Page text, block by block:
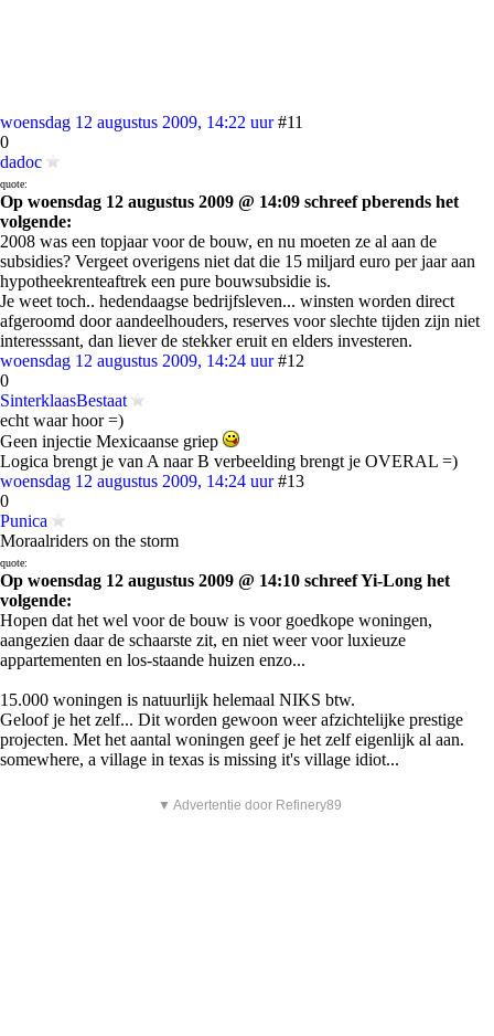
woensdag 12 augustus 2009, 14:22 uur #11
0
dadoc
quote:
Op woensdag 12 augustus 2009 @ 14:09 schreef pberends het
volgende:
2008 was een topjaar voor de bouw, en nu moeten ze al aan de
subsidies? Vergeet overigens niet dat die 15 miljard euro per jaar aan
hypotheekrenteaftrek een pure bouwsubsidie is.
Je weet toch.. hedendaagse bedrijfsleven... winsten worden direct
afgeroomd door aandeelhouders, reserves voor slechte tijden zijn niet
interesssant, dan liever de stekker eruit en elders investeren.
woensdag 12 augustus 2009, 14:24 uur #12
0
SinterklaasBestaat
echt waar hoor =)
Geen injectie Mexicaanse griep
Logica brengt je van A naar B verbeelding brengt je OVERAL =)
woensdag 12 augustus 2009, 14:24 uur #13
0
Punica
Moraalriders on the storm
quote:
Op woensdag 12 augustus 2009 @ 14:10 schreef Yi-Long het
volgende:
Hopen dat het wel voor de bouw is voor goedkope woningen,
aangezien daar de schaarste zit, en niet weer voor luxieuze
appartementen en los-staande huizen enzo...
15.000 woningen is natuurlijk helemaal NIKS btw.
Geloof je het zelf... Dit worden gewoon weer afzichtelijke prestige
projecten. Met het aantal woningen geef je het zelf eigenlijk al aan.
somewhere, a village in texas is missing it's village idiot...
▼ Advertentie door Refinery89